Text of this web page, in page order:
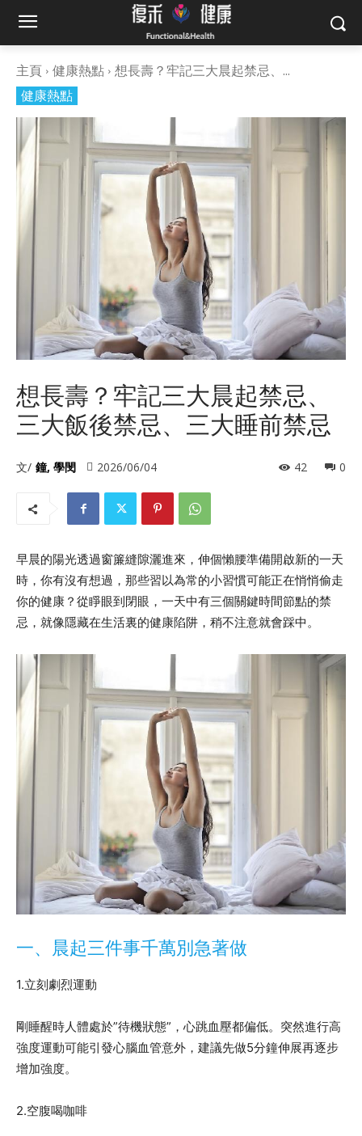
主頁 健康熱點 想長壽？牢記三大晨起禁忌、...
健康熱點
想長壽？牢記三大晨起禁忌、
三大飯後禁忌、三大睡前禁忌
文/ 鐘, 學閔 2026/06/04 0
42
早晨的陽光透過窗簾縫隙灑進來，伸個懶腰準備開啟新的一天
時，你有沒有想過，那些習以為常的小習慣可能正在悄悄偷走
你的健康？從睜眼到閉眼，一天中有三個關鍵時間節點的禁
忌，就像隱藏在生活裏的健康陷阱，稍不注意就會踩中。
一、晨起三件事千萬別急著做
1.立刻劇烈運動
剛睡醒時人體處於”待機狀態”，心跳血壓都偏低。突然進行高
強度運動可能引發心腦血管意外，建議先做5分鐘伸展再逐步
增加強度。
2.空腹喝咖啡